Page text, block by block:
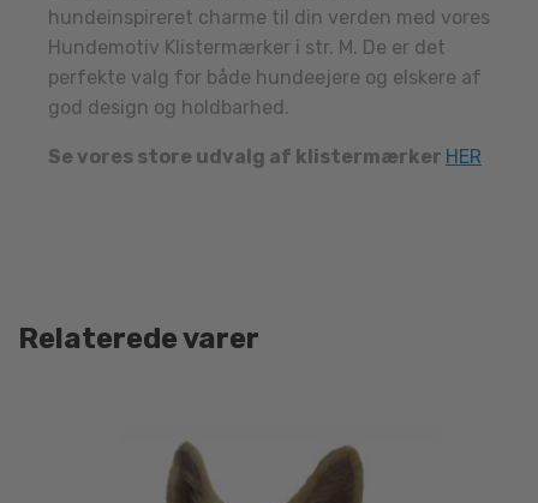
hundeinspireret charme til din verden med vores
Hundemotiv Klistermærker i str. M. De er det
perfekte valg for både hundeejere og elskere af
god design og holdbarhed.
Se vores store udvalg af klistermærker HER
Relaterede varer